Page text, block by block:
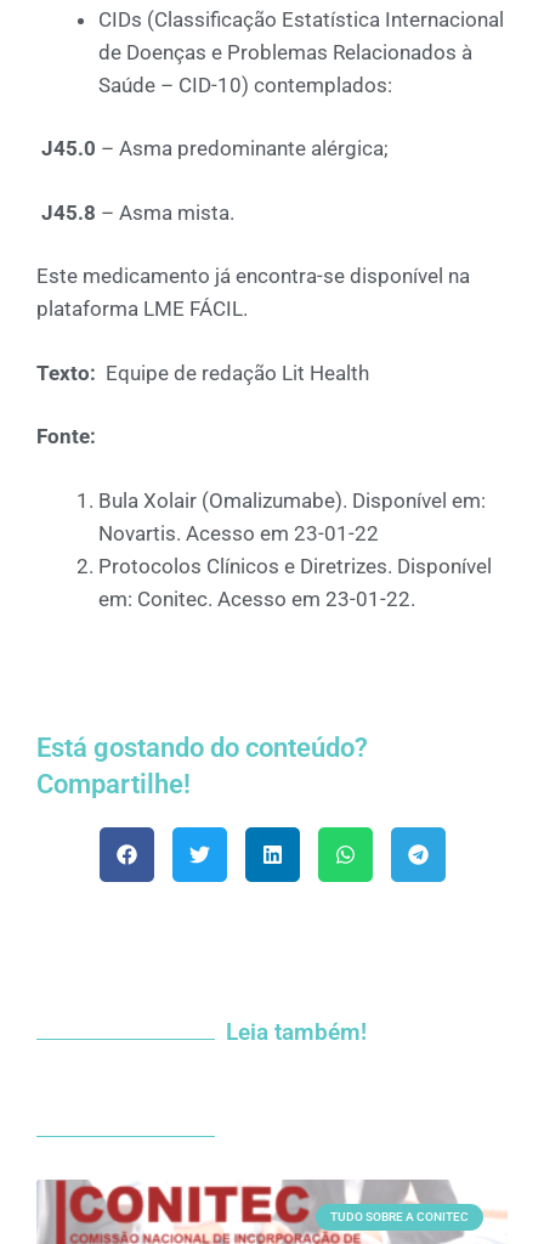
CIDs (Classificação Estatística Internacional
de Doenças e Problemas Relacionados à
Saúde – CID-10) contemplados:
J45.0 – Asma predominante alérgica;
J45.8 – Asma mista.
Este medicamento já encontra-se disponível na
plataforma LME FÁCIL.
Texto: Equipe de redação Lit Health
Fonte:
Bula Xolair (Omalizumabe). Disponível em:
Novartis. Acesso em 23-01-22
Protocolos Clínicos e Diretrizes. Disponível
em: Conitec. Acesso em 23-01-22.
Está gostando do conteúdo?
Compartilhe!
Leia também!
TUDO SOBRE A CONITEC